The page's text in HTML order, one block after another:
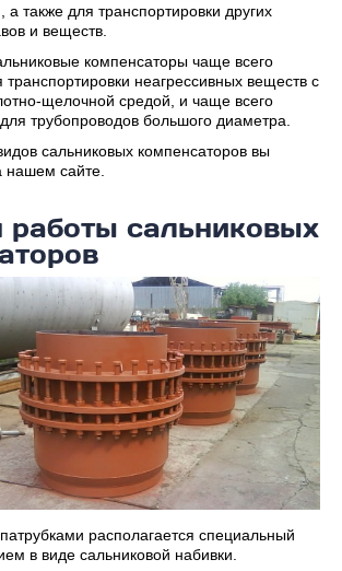
также для транспортировки других
и веществ.
компенсаторы чаще всего
неагрессивных веществ с
щелочной средой, и чаще всего
трубопроводов большого диаметра.
сальниковых компенсаторов вы
нашем сайте.
работы сальниковых
располагается специальный
в виде сальниковой набивки.